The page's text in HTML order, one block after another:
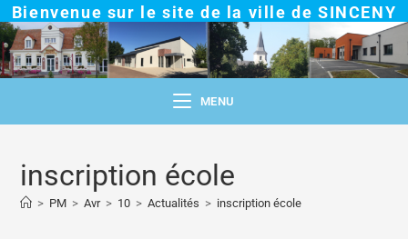
Bienvenue sur le site de la ville de SINCENY
MENU
inscription école
> PM > Avr > 10 > Actualités > inscription école